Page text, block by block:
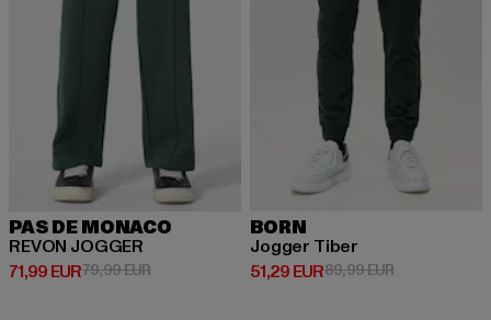
PAS DE MONACO
REVON JOGGER
71,99 EUR
Ajankohtainen hinta: 71,99 EUR
79,99 EURKampanjahinta: 79,99 EUR
BORN
Jogger Tiber
51,29 EUR
Ajankohtainen hinta: 51,29 EUR
89,99 EUR